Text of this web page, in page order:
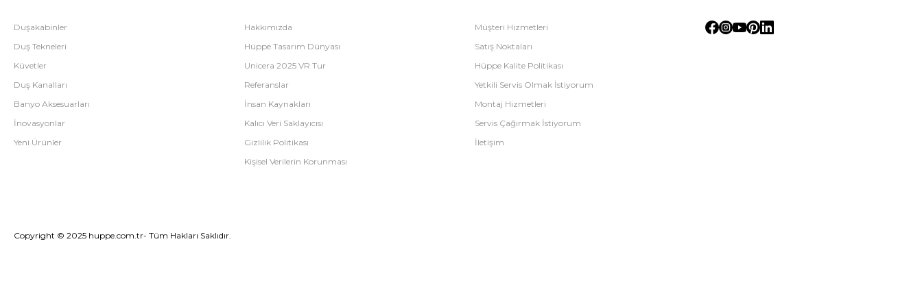
Duşakabinler
Duş Tekneleri
Küvetler
Duş Kanalları
Banyo Aksesuarları
İnovasyonlar
Yeni Ürünler
Hakkımızda
Hüppe Tasarım Dünyası
Unicera 2025 VR Tur
Referanslar
İnsan Kaynakları
Kalıcı Veri Saklayıcısı
Gizlilik Politikası
Kişisel Verilerin Korunması
Müşteri Hizmetleri
Satış Noktaları
Hüppe Kalite Politikası
Yetkili Servis Olmak İstiyorum
Montaj Hizmetleri
Servis Çağırmak İstiyorum
İletişim
Copyright © 2025 huppe.com.tr- Tüm Hakları Saklıdır.